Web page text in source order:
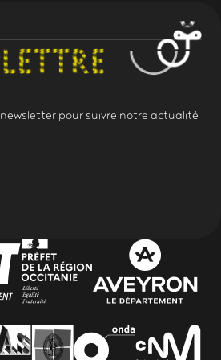
newsletter pour suivre notre actualité